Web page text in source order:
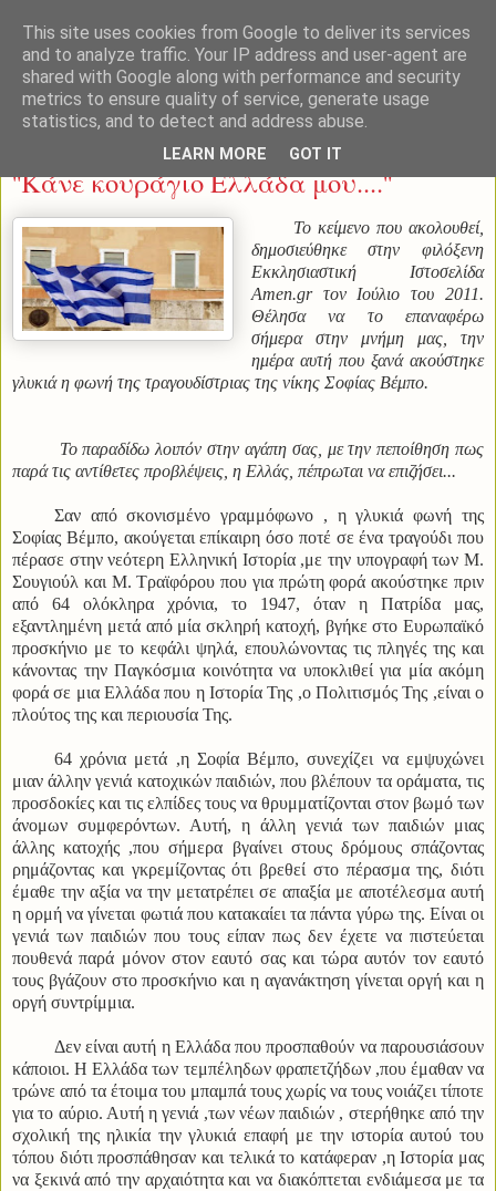
Τετάρτη 28 Οκτωβρίου 2015
''Κάνε κουράγιο Ελλάδα μου....''
Το κείμενο που ακολουθεί,
δημοσιεύθηκε στην φιλόξενη
Εκκλησιαστική Ιστοσελίδα
Amen.gr τον Ιούλιο του 2011.
Θέλησα να το επαναφέρω
σήμερα στην μνήμη μας, την
ημέρα αυτή που ξανά ακούστηκε
γλυκιά η φωνή της τραγουδίστριας της νίκης Σοφίας Βέμπο.
Το παραδίδω λοιπόν στην αγάπη σας, με την πεποίθηση πως
παρά τις αντίθετες προβλέψεις, η Ελλάς, πέπρωται να επιζήσει...
Σαν από σκονισμένο γραμμόφωνο , η γλυκιά φωνή της
Σοφίας Βέμπο, ακούγεται επίκαιρη όσο ποτέ σε ένα τραγούδι που
πέρασε στην νεότερη Ελληνική Ιστορία ,με την υπογραφή των Μ.
Σουγιούλ και Μ. Τραϊφόρου που για πρώτη φορά ακούστηκε πριν
από 64 ολόκληρα χρόνια, το 1947, όταν η Πατρίδα μας,
εξαντλημένη μετά από μία σκληρή κατοχή, βγήκε στο Ευρωπαϊκό
προσκήνιο με το κεφάλι ψηλά, επουλώνοντας τις πληγές της και
κάνοντας την Παγκόσμια κοινότητα να υποκλιθεί για μία ακόμη
φορά σε μια Ελλάδα που η Ιστορία Της ,ο Πολιτισμός Της ,είναι ο
πλούτος της και περιουσία Της.
64 χρόνια μετά ,η Σοφία Βέμπο, συνεχίζει να εμψυχώνει
μιαν άλλην γενιά κατοχικών παιδιών, που βλέπουν τα οράματα, τις
προσδοκίες και τις ελπίδες τους να θρυμματίζονται στον βωμό των
άνομων συμφερόντων. Αυτή, η άλλη γενιά των παιδιών μιας
άλλης κατοχής ,που σήμερα βγαίνει στους δρόμους σπάζοντας
ρημάζοντας και γκρεμίζοντας ότι βρεθεί στο πέρασμα της, διότι
έμαθε την αξία να την μετατρέπει σε απαξία με αποτέλεσμα αυτή
η ορμή να γίνεται φωτιά που κατακαίει τα πάντα γύρω της. Είναι οι
γενιά των παιδιών που τους είπαν πως δεν έχετε να πιστεύεται
πουθενά παρά μόνον στον εαυτό σας και τώρα αυτόν τον εαυτό
τους βγάζουν στο προσκήνιο και η αγανάκτηση γίνεται οργή και η
οργή συντρίμμια.
Δεν είναι αυτή η Ελλάδα που προσπαθούν να παρουσιάσουν
κάποιοι. Η Ελλάδα των τεμπέληδων φραπετζήδων ,που έμαθαν να
τρώνε από τα έτοιμα του μπαμπά τους χωρίς να τους νοιάζει τίποτε
για το αύριο. Αυτή η γενιά ,των νέων παιδιών , στερήθηκε από την
σχολική της ηλικία την γλυκιά επαφή με την ιστορία αυτού του
τόπου διότι προσπάθησαν και τελικά το κατάφεραν ,η Ιστορία μας
να ξεκινά από την αρχαιότητα και να διακόπτεται ενδιάμεσα με τα
This site uses cookies from Google to deliver its services
and to analyze traffic. Your IP address and user-agent are
shared with Google along with performance and security
metrics to ensure quality of service, generate usage
statistics, and to detect and address abuse.
LEARN MORE GOT IT